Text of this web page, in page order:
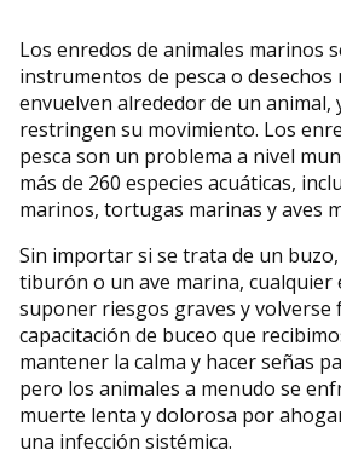
Los enredos de animales marinos
instrumentos de pesca o desechos
envuelven alrededor de un animal,
restringen su movimiento. Los
pesca son un problema a nivel
más de 260 especies acuáticas,
marinos, tortugas marinas y aves
Sin importar si se trata de un
tiburón o un ave marina, cualquier
suponer riesgos graves y volverse
capacitación de buceo que
mantener la calma y hacer señas
pero los animales a menudo se
muerte lenta y dolorosa por
una infección sistémica.